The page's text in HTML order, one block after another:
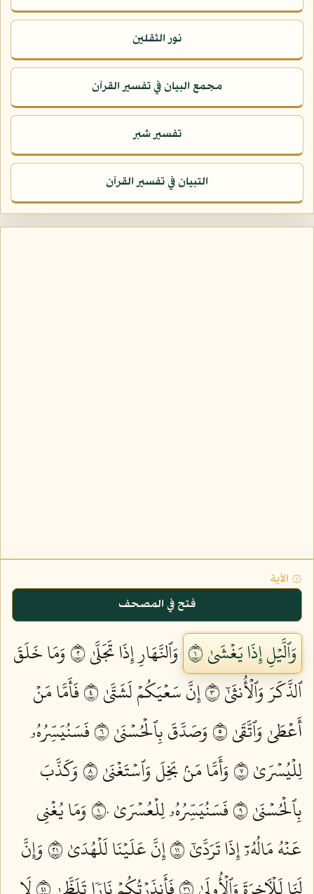
نور الثقلين
مجمع البيان في تفسير القرآن
تفسير شبر
التبيان في تفسير القرآن
۞ الآية
فتح في المصحف
وَٱلَّيۡلِ إِذَا يَغۡشَىٰ ١ وَٱلنَّهَارِ إِذَا تَجَلَّىٰ ٢
وَمَا خَلَقَ
ٱلذَّكَرَ وَٱلۡأُنثَىٰٓ ٣
إِنَّ سَعۡيَكُمۡ لَشَتَّىٰ ٤
فَأَمَّا مَنۡ
أَعۡطَىٰ وَٱتَّقَىٰ ٥
وَصَدَّقَ بِٱلۡحُسۡنَىٰ ٦
فَسَنُيَسِّرُهُۥ
لِلۡيُسۡرَىٰ ٧
وَأَمَّا مَنۢ بَخِلَ وَٱسۡتَغۡنَىٰ ٨
وَكَذَّبَ
بِٱلۡحُسۡنَىٰ ٩
فَسَنُيَسِّرُهُۥ لِلۡعُسۡرَىٰ ١٠
وَمَا يُغۡنِي
عَنۡهُ مَالُهُۥٓ إِذَا تَرَدَّىٰٓ ١١
إِنَّ عَلَيۡنَا لَلۡهُدَىٰ ١٢
وَإِنَّ